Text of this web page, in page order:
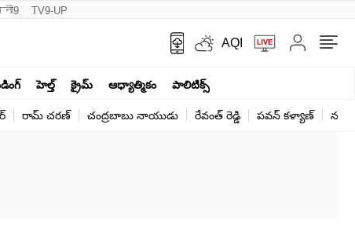
TV9-UP
AQI
హెల్త్‌ క్రైమ్ ఆధ్యాత్మికం పాలిటిక్స్‌
రామ్ చ‌ర‌ణ్‌ చంద్రబాబు నాయుడు రేవంత్ రెడ్డి పవన్ కళ్యాణ్